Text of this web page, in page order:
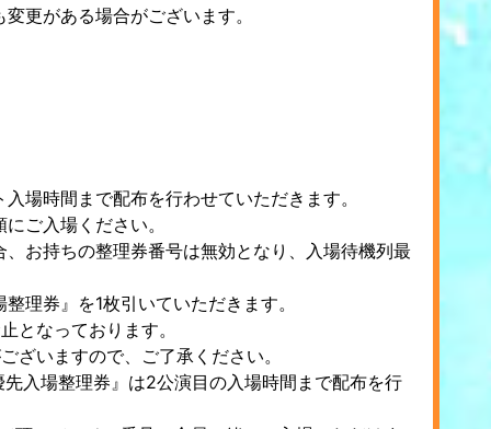
更がある場合がございます。
場時間まで配布を行わせていただきます。
ご入場ください。
お持ちの整理券番号は無効となり、入場待機列最
理券』を1枚引いていただきます。
となっております。
ざいますので、ご了承ください。
入場整理券』は2公演目の入場時間まで配布を行